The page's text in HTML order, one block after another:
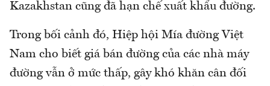
Kazakhstan cũng đã hạn chế xuất khẩu đường.
Trong bối cảnh đó, Hiệp hội Mía đường Việt
Nam cho biết giá bán đường của các nhà máy
đường vẫn ở mức thấp, gây khó khăn cân đối